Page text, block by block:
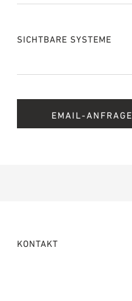
SICHTBARE SYSTEME
EMAIL-ANFRAGE
KONTAKT